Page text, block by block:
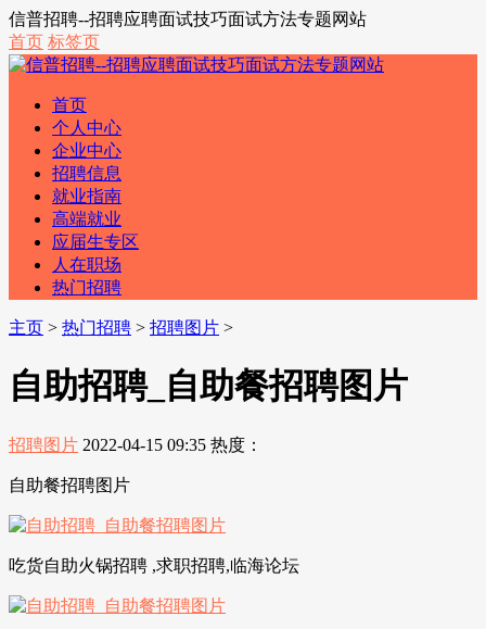
信普招聘--招聘应聘面试技巧面试方法专题网站
首页 标签页
首页
个人中心
企业中心
招聘信息
就业指南
高端就业
应届生专区
人在职场
热门招聘
主页 > 热门招聘 > 招聘图片 >
自助招聘_自助餐招聘图片
招聘图片 2022-04-15 09:35 热度：
自助餐招聘图片
吃货自助火锅招聘 ,求职招聘,临海论坛